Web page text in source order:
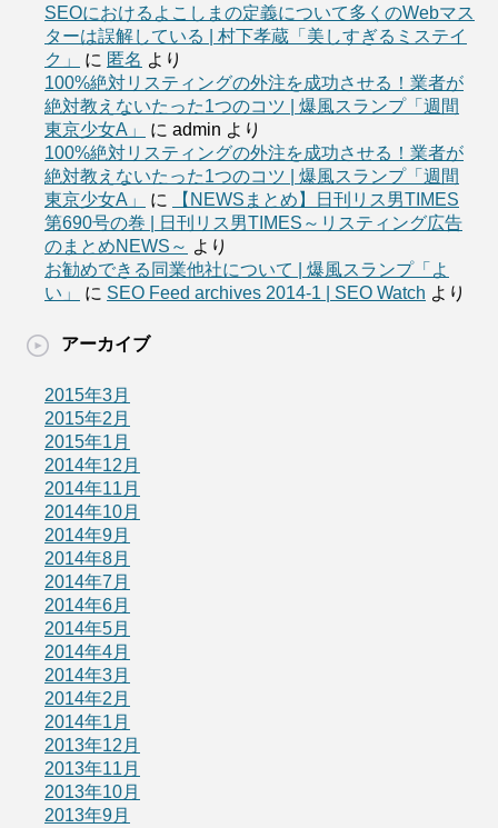
SEOにおけるよこしまの定義について多くのWebマス
ターは誤解している | 村下孝蔵「美しすぎるミステイ
ク」
に 匿名 より
100%絶対リスティングの外注を成功させる！業者が
絶対教えないたった1つのコツ | 爆風スランプ「週間
東京少女A」
に admin より
100%絶対リスティングの外注を成功させる！業者が
絶対教えないたった1つのコツ | 爆風スランプ「週間
東京少女A」
に
【NEWSまとめ】日刊リス男TIMES
第690号の巻 | 日刊リス男TIMES～リスティング広告
のまとめNEWS～ より
お勧めできる同業他社について | 爆風スランプ「よ
い」
に SEO Feed archives 2014-1 | SEO Watch より
アーカイブ
2015年3月
2015年2月
2015年1月
2014年12月
2014年11月
2014年10月
2014年9月
2014年8月
2014年7月
2014年6月
2014年5月
2014年4月
2014年3月
2014年2月
2014年1月
2013年12月
2013年11月
2013年10月
2013年9月